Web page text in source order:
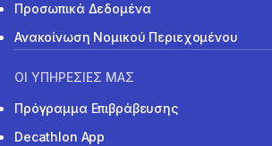
Προσωπικά Δεδομένα
Ανακοίνωση Νομικού Περιεχομένου
ΟΙ ΥΠΗΡΕΣΙΕΣ ΜΑΣ
Πρόγραμμα Επιβράβευσης
Decathlon App